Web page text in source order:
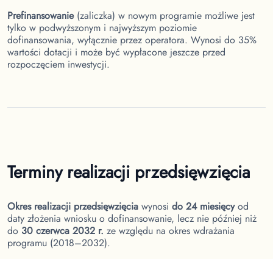
Prefinansowanie(zaliczka) w nowym programie możliwe jest
tylko w podwyższonym i najwyższym poziomie
dofinansowania, wyłącznie przez operatora. Wynosi do 35%
wartości dotacji i może być wypłacone jeszcze przed
rozpoczęciem inwestycji.
Terminy realizacji przedsięwzięcia
Okres realizacji przedsięwzięcia wynosi do 24 miesięcyod
daty złożenia wniosku o dofinansowanie, lecz nie później niż
do 30 czerwca 2032 r. ze względu na okres wdrażania
programu (2018–2032).